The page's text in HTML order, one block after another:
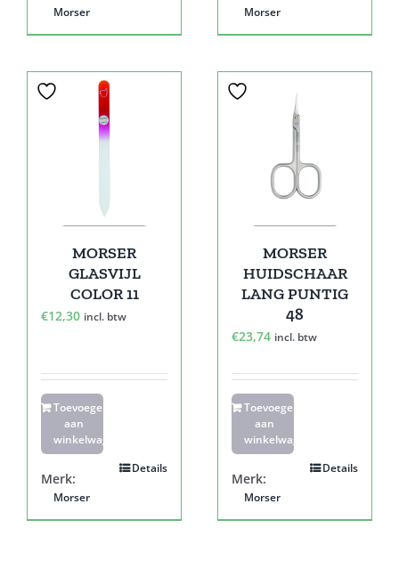
Morser Morser
MORSER
GLASVIJL
COLOR 11
€12,30 incl. btw
Toevoegen
aan
winkelwagen
Details
Merk:
Morser
MORSER
HUIDSCHAAR
LANG PUNTIG
48
€23,74 incl. btw
Toevoegen
aan
winkelwagen
Details
Merk:
Morser